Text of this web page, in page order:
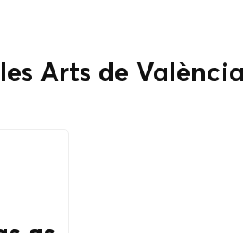
Arts de València